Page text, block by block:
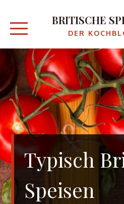
content
BRITISCHE
DER
Typisch
Speisen